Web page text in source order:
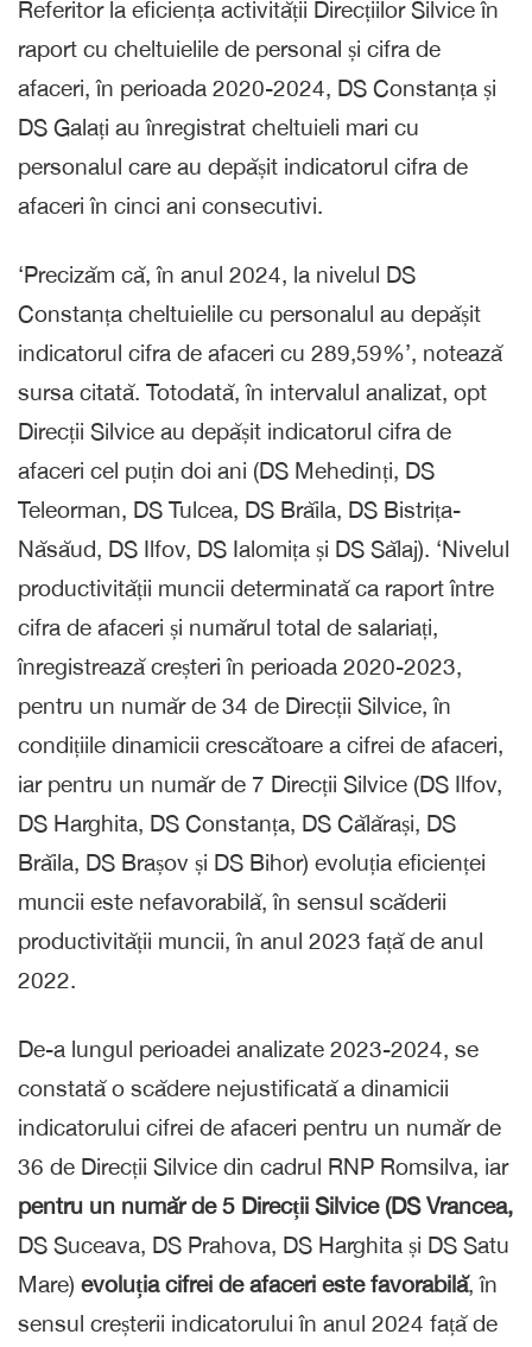
Referitor la eficiența activității Direcțiilor Silvice în
raport cu cheltuielile de personal și cifra de
afaceri, în perioada 2020-2024, DS Constanța și
DS Galați au înregistrat cheltuieli mari cu
personalul care au depășit indicatorul cifra de
afaceri în cinci ani consecutivi.
‘Precizăm că, în anul 2024, la nivelul DS
Constanța cheltuielile cu personalul au depășit
indicatorul cifra de afaceri cu 289,59%’, notează
sursa citată. Totodată, în intervalul analizat, opt
Direcții Silvice au depășit indicatorul cifra de
afaceri cel puțin doi ani (DS Mehedinți, DS
Teleorman, DS Tulcea, DS Brăila, DS Bistrița-
Năsăud, DS Ilfov, DS Ialomița și DS Sălaj). ‘Nivelul
productivității muncii determinată ca raport între
cifra de afaceri și numărul total de salariați,
înregistrează creșteri în perioada 2020-2023,
pentru un număr de 34 de Direcții Silvice, în
condițiile dinamicii crescătoare a cifrei de afaceri,
iar pentru un număr de 7 Direcții Silvice (DS Ilfov,
DS Harghita, DS Constanța, DS Călărași, DS
Brăila, DS Brașov și DS Bihor) evoluția eficienței
muncii este nefavorabilă, în sensul scăderii
productivității muncii, în anul 2023 față de anul
2022.
De-a lungul perioadei analizate 2023-2024, se
constată o scădere nejustificată a dinamicii
indicatorului cifrei de afaceri pentru un număr de
36 de Direcții Silvice din cadrul RNP Romsilva, iar
pentru un număr de 5 Direcții Silvice (DS Vrancea,
DS Suceava, DS Prahova, DS Harghita și DS Satu
Mare) evoluția cifrei de afaceri este favorabilă, în
sensul creșterii indicatorului în anul 2024 față de